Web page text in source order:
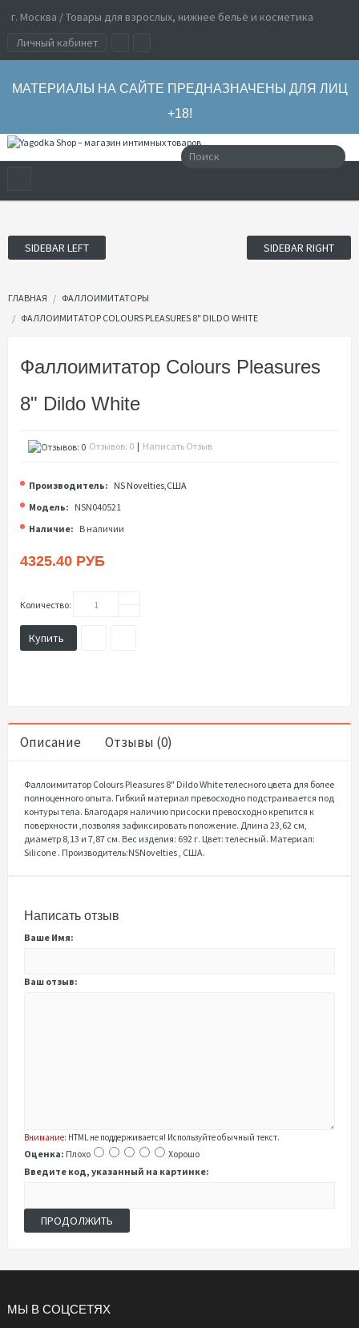
г. Москва / Товары для взрослых, нижнее бельё и косметика
Личный кабинет
МАТЕРИАЛЫ НА САЙТЕ ПРЕДНАЗНАЧЕНЫ ДЛЯ ЛИЦ
+18!
SIDEBAR LEFT SIDEBAR RIGHT
ГЛАВНАЯ
ФАЛЛОИМИТАТОРЫ
ФАЛЛОИМИТАТОР COLOURS PLEASURES 8" DILDO WHITE
Фаллоимитатор Colours Pleasures
8" Dildo White
Отзывов: 0 | Написать Отзыв
Производитель: NS Novelties,США
Модель: NSN040521
Наличие: В наличии
4325.40 РУБ
Количество:
Купить
Описание Отзывы (0)
Фаллоимитатор Colours Pleasures 8" Dildo White телесного цвета для более
полноценного опыта. Гибкий материал превосходно подстраивается под
контуры тела. Благодаря наличию присоски превосходно крепится к
поверхности ,позволяя зафиксировать положение. Длина 23,62 см,
диаметр 8,13 и 7,87 см. Вес изделия: 692 г. Цвет: телесный. Материал:
Silicone . Производитель:NSNovelties , США.
Написать отзыв
Ваше Имя:
Ваш отзыв:
Внимание: HTML не поддерживается! Используйте обычный текст.
Оценка: Плохо
Хорошо
Введите код, указанный на картинке:
ПРОДОЛЖИТЬ
МЫ В СОЦСЕТЯХ